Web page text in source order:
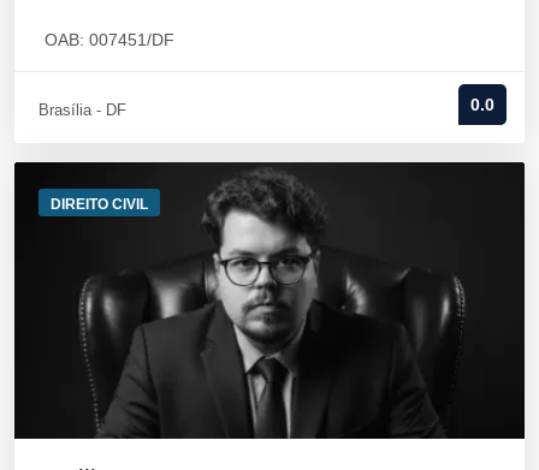
OAB: 007451/DF
Brasília - DF 0.0
DIREITO CIVIL